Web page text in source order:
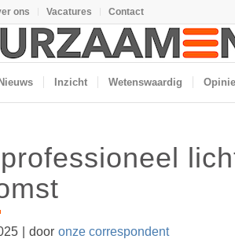
ons Vacatures Contact
Nieuws Inzicht Wetenswaardig Opinie
door onze correspondent